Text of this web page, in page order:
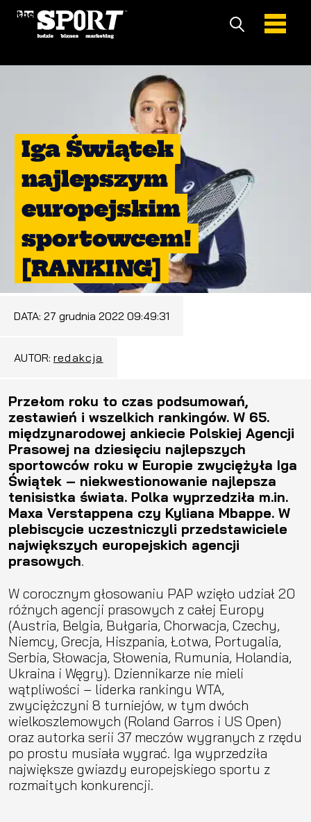
Iga Świątek
najlepszym
europejskim
sportowcem!
[RANKING]
DATA: 27 grudnia 2022 09:49:31
AUTOR: redakcja
Przełom roku to czas podsumowań,
zestawień i wszelkich rankingów. W 65.
międzynarodowej ankiecie Polskiej Agencji
Prasowej na dziesięciu najlepszych
sportowców roku w Europie zwyciężyła Iga
Świątek – niekwestionowanie najlepsza
tenisistka świata. Polka wyprzedziła m.in.
Maxa Verstappena czy Kyliana Mbappe. W
plebiscycie uczestniczyli przedstawiciele
największych europejskich agencji
prasowych.
W corocznym głosowaniu PAP wzięło udział 20
różnych agencji prasowych z całej Europy
(Austria, Belgia, Bułgaria, Chorwacja, Czechy,
Niemcy, Grecja, Hiszpania, Łotwa, Portugalia,
Serbia, Słowacja, Słowenia, Rumunia, Holandia,
Ukraina i Węgry). Dziennikarze nie mieli
wątpliwości – liderka rankingu WTA,
zwyciężczyni 8 turniejów, w tym dwóch
wielkoszlemowych (Roland Garros i US Open)
oraz autorka serii 37 meczów wygranych z rzędu
po prostu musiała wygrać. Iga wyprzedziła
największe gwiazdy europejskiego sportu z
rozmaitych konkurencji.